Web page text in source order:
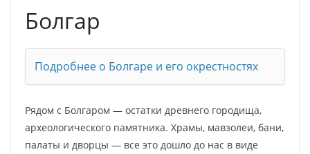
Болгар
Подробнее о Болгаре и его окрестностях
Рядом с Болгаром — остатки древнего городища,
археологического памятника. Храмы, мавзолеи, бани,
палаты и дворцы — все это дошло до нас в виде